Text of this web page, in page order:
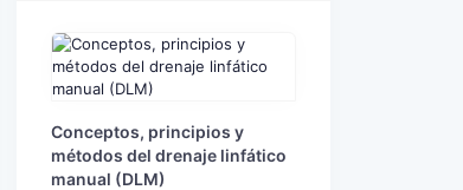
Conceptos, principios y
métodos del drenaje linfático
manual (DLM)